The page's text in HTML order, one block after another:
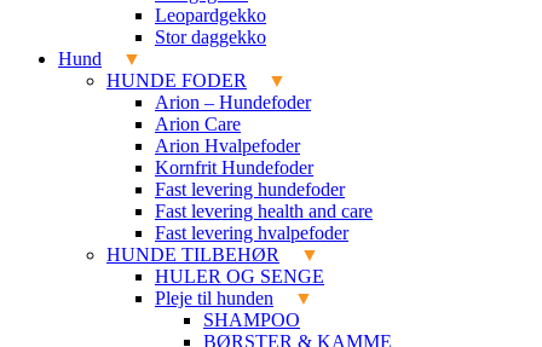
Leopardgekko
Stor daggekko
Hund
HUNDE FODER
Arion – Hundefoder
Arion Care
Arion Hvalpefoder
Kornfrit Hundefoder
Fast levering hundefoder
Fast levering health and care
Fast levering hvalpefoder
HUNDE TILBEHØR
HULER OG SENGE
Pleje til hunden
SHAMPOO
BØRSTER & KAMME